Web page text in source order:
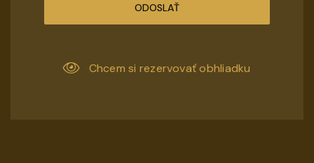
ODOSLAŤ
Chcem si rezervovať obhliadku